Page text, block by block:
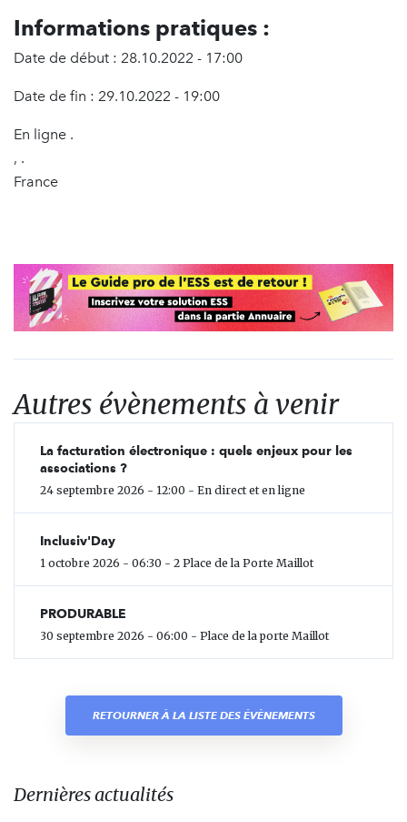
Informations pratiques :
Date de début : 28.10.2022 - 17:00
Date de fin : 29.10.2022 - 19:00
En ligne .
, .
France
Autres évènements à venir
La facturation électronique : quels enjeux pour les
associations ?
24 septembre 2026 - 12:00 - En direct et en ligne
Inclusiv'Day
1 octobre 2026 - 06:30 - 2 Place de la Porte Maillot
PRODURABLE
30 septembre 2026 - 06:00 - Place de la porte Maillot
RETOURNER À LA LISTE DES ÉVÈNEMENTS
Dernières actualités